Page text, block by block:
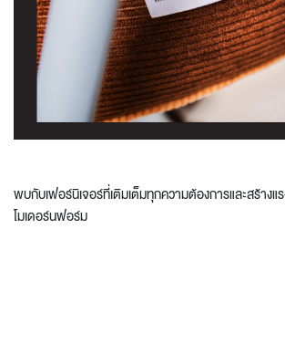
พบกับเฟอร์นิเจอร์ที่เติมเต็มทุกความต้องการและสร้าง
โมเดอร์นฟอร์ม